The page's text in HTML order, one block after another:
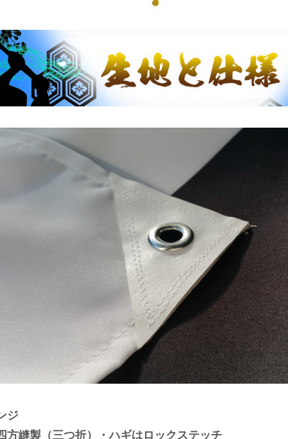
ジ
方縫製（三つ折）・ハギはロックステッチ